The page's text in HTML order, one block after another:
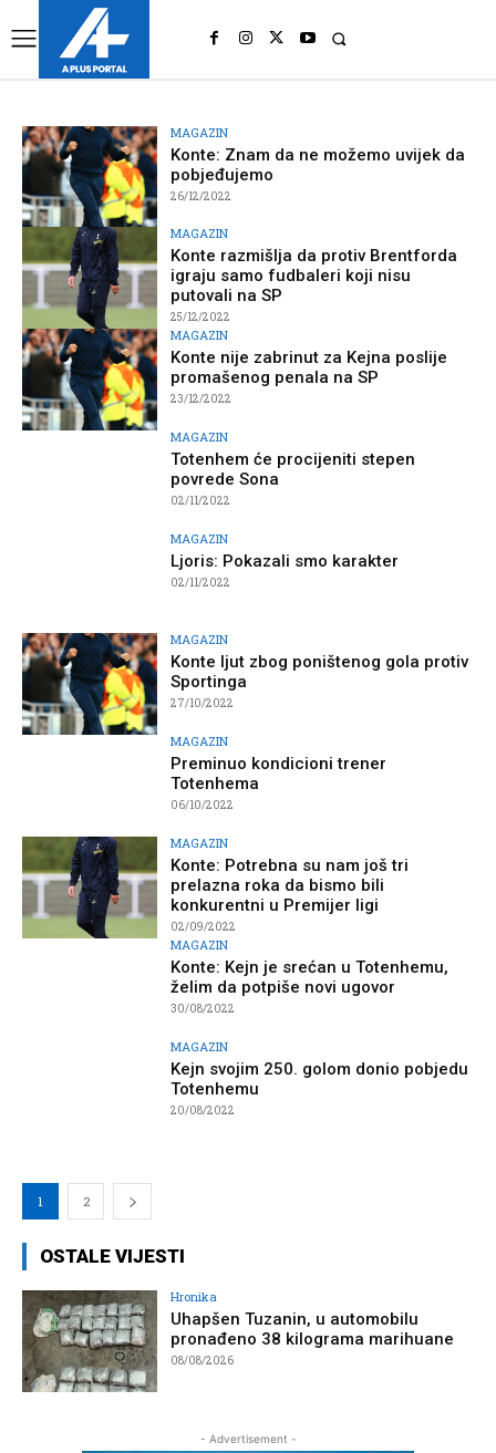
MAGAZIN
Konte: Znam da ne možemo uvijek da
pobjeđujemo
26/12/2022
MAGAZIN
Konte razmišlja da protiv Brentforda
igraju samo fudbaleri koji nisu
putovali na SP
25/12/2022
MAGAZIN
Konte nije zabrinut za Kejna poslije
promašenog penala na SP
23/12/2022
MAGAZIN
Totenhem će procijeniti stepen
povrede Sona
02/11/2022
MAGAZIN
Ljoris: Pokazali smo karakter
02/11/2022
MAGAZIN
Konte ljut zbog poništenog gola protiv
Sportinga
27/10/2022
MAGAZIN
Preminuo kondicioni trener
Totenhema
06/10/2022
MAGAZIN
Konte: Potrebna su nam još tri
prelazna roka da bismo bili
konkurentni u Premijer ligi
02/09/2022
MAGAZIN
Konte: Kejn je srećan u Totenhemu,
želim da potpiše novi ugovor
30/08/2022
MAGAZIN
Kejn svojim 250. golom donio pobjedu
Totenhemu
20/08/2022
1 2
OSTALE VIJESTI
Hronika
Uhapšen Tuzanin, u automobilu
pronađeno 38 kilograma marihuane
08/08/2026
- Advertisement -